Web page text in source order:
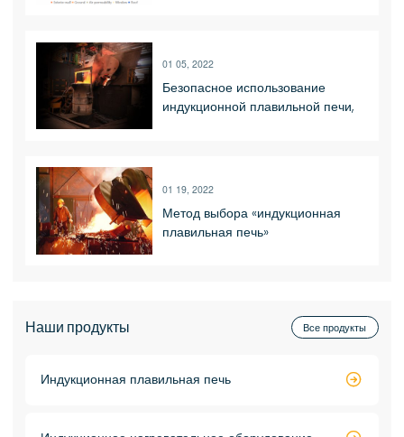
01 05, 2022
Безопасное использование
индукционной плавильной печи,
01 19, 2022
Метод выбора «индукционная
плавильная печь»
Наши продукты Все продукты
Индукционная плавильная печь 